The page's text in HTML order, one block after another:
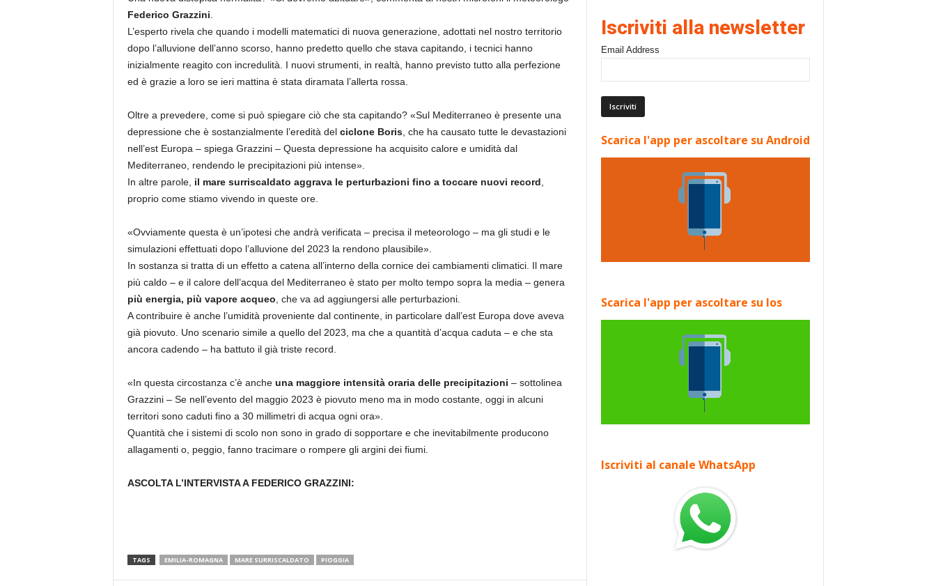
Federico Grazzini
L’esperto rivela che quando i modelli matematici di nuova generazione, adottati nel nostro territorio
dopo l’alluvione dell’anno scorso, hanno predetto quello che stava capitando, i tecnici hanno
inizialmente reagito con incredulità. I nuovi strumenti, in realtà, hanno previsto tutto alla perfezione
ed è grazie a loro se ieri mattina è stata diramata l’allerta rossa.
Oltre a prevedere, come si può spiegare ciò che sta capitando? «Sul Mediterraneo è presente una
depressione che è sostanzialmente l’eredità del ciclone Boris, che ha causato tutte le devastazioni
nell’est Europa – spiega Grazzini – Questa depressione ha acquisito calore e umidità dal
Mediterraneo, rendendo le precipitazioni più intense».
In altre parole, il mare surriscaldato aggrava le perturbazioni fino a toccare nuovi record
proprio come stiamo vivendo in queste ore.
«Ovviamente questa è un’ipotesi che andrà verificata – precisa il meteorologo – ma gli studi e le
simulazioni effettuati dopo l’alluvione del 2023 la rendono plausibile».
In sostanza si tratta di un effetto a catena all’interno della cornice dei cambiamenti climatici. Il mare
più caldo – e il calore dell’acqua del Mediterraneo è stato per molto tempo sopra la media – genera
più energia, più vapore acqueo , che va ad aggiungersi alle perturbazioni.
A contribuire è anche l’umidità proveniente dal continente, in particolare dall’est Europa dove aveva
già piovuto. Uno scenario simile a quello del 2023, ma che a quantità d’acqua caduta – e che sta
ancora cadendo – ha battuto il già triste record.
«In questa circostanza c’è anche una maggiore intensità oraria delle precipitazioni – sottolinea
Grazzini – Se nell’evento del maggio 2023 è piovuto meno ma in modo costante, oggi in alcuni
territori sono caduti fino a 30 millimetri di acqua ogni ora».
Quantità che i sistemi di scolo non sono in grado di sopportare e che inevitabilmente producono
allagamenti o, peggio, fanno tracimare o rompere gli argini dei fiumi.
ASCOLTA L’INTERVISTA A FEDERICO GRAZZINI:
TAGS EMILIA-ROMAGNA MARE SURRISCALDATO PIOGGIA
Iscriviti alla newsletter
Email Address
Scarica l'app per ascoltare su Android
Scarica l'app per ascoltare su Ios
Iscriviti al canale WhatsApp